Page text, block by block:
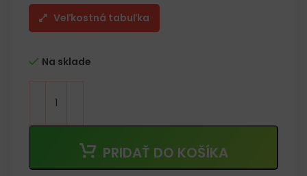
Veľkostná tabuľka
Na sklade
PRIDAŤ DO KOŠÍKA